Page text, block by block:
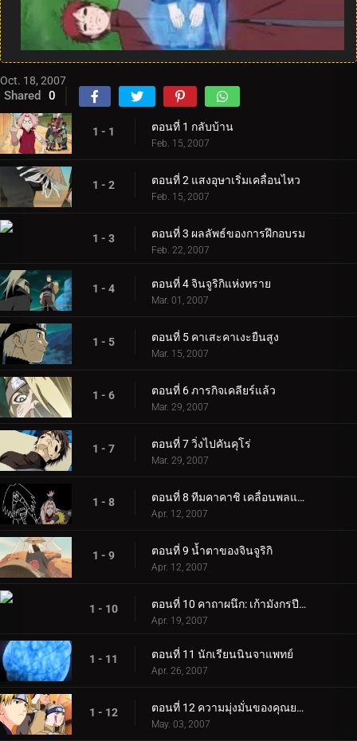
Oct. 18, 2007
Shared 0
1 - 1 ตอนที่ 1 กลับบ้าน
Feb. 15, 2007
1 - 2 ตอนที่ 2 แสงอุษาเริ่มเคลื่อนไหว
Feb. 15, 2007
1 - 3 ตอนที่ 3 ผลลัพธ์ของการฝึกอบรม
Feb. 22, 2007
1 - 4 ตอนที่ 4 จินจูริกิแห่งทราย
Mar. 01, 2007
1 - 5 ตอนที่ 5 คาเสะคาเงะยืนสูง
Mar. 15, 2007
1 - 6 ตอนที่ 6 ภารกิจเคลียร์แล้ว
Mar. 29, 2007
1 - 7 ตอนที่ 7 วิ่งไปคันคุโร่
Mar. 29, 2007
1 - 8 ตอนที่ 8 ทีมคาคาชิ เคลื่อนพลแล้ว
Apr. 12, 2007
1 - 9 ตอนที่ 9 น้ำตาของจินจูริกิ
Apr. 12, 2007
1 - 10 ตอนที่ 10 คาถาผนึก: เก้ามังกรปีศาจ
Apr. 19, 2007
1 - 11 ตอนที่ 11 นักเรียนนินจาแพทย์
Apr. 26, 2007
1 - 12 ตอนที่ 12 ความมุ่งมั่นของคุณยายเกษียณ
May. 03, 2007